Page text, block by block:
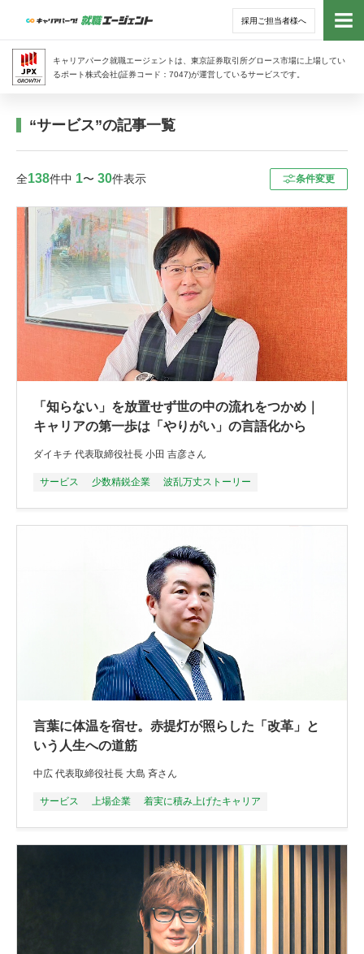
採用ご担当者様へ
キャリアパーク就職エージェントは、東京証券取引所グロース市場に上場してい
るポート株式会社(証券コード：7047)が運営しているサービスです。
トッ
就活
経営
無料
“サービス”の記事一覧
全138件中 1〜 30件表示 条件変更
「知らない」を放置せず世の中の流れをつかめ｜
キャリアの第一歩は「やりがい」の言語化から
ダイキチ 代表取締役社長 小田 吉彦さん
サービス 少数精鋭企業 波乱万丈ストーリー
言葉に体温を宿せ。赤提灯が照らした「改革」と
いう人生への道筋
中広 代表取締役社長 大島 斉さん
サービス 上場企業 着実に積み上げたキャリア